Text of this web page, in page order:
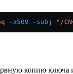
-x509 -subj "/
копию ключа